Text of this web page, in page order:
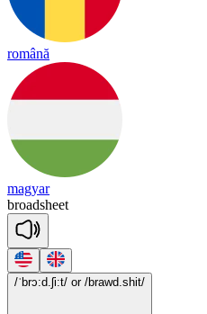
română
magyar
broadsheet
/ˈbrɔ:d.ʃi:t/ or /brawd.shit/